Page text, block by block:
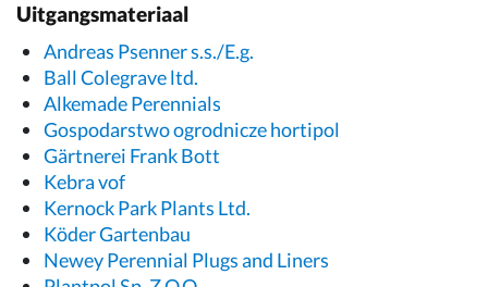
Uitgangsmateriaal
Andreas Psenner s.s./E.g.
Ball Colegrave ltd.
Alkemade Perennials
Gospodarstwo ogrodnicze hortipol
Gärtnerei Frank Bott
Kebra vof
Kernock Park Plants Ltd.
Köder Gartenbau
Newey Perennial Plugs and Liners